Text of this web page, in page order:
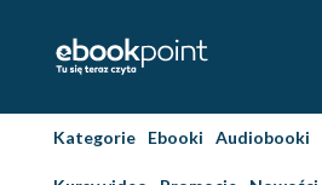
Kategorie Ebooki Audiobooki